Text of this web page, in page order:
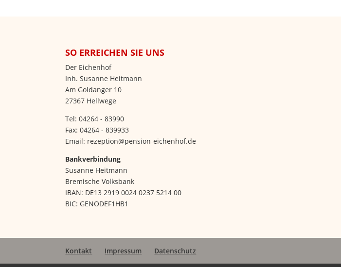
SO ERREICHEN SIE UNS
Der Eichenhof
Inh. Susanne Heitmann
Am Goldanger 10
27367 Hellwege
Tel: 04264 - 83990
Fax: 04264 - 839933
Email: rezeption@pension-eichenhof.de
Bankverbindung
Susanne Heitmann
Bremische Volksbank
IBAN: DE13 2919 0024 0237 5214 00
BIC: GENODEF1HB1
Kontakt Impressum Datenschutz